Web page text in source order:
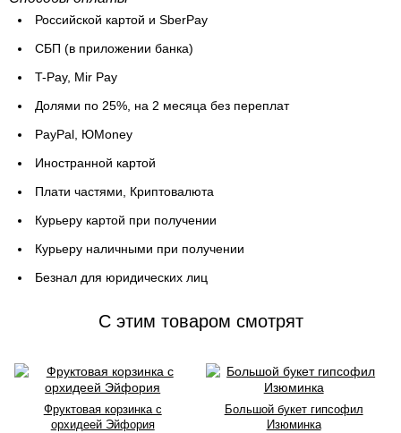
Российской картой и SberPay
СБП (в приложении банка)
T-Pay, Mir Pay
Долями по 25%, на 2 месяца без переплат
PayPal, ЮMoney
Иностранной картой
Плати частями, Криптовалюта
Курьеру картой при получении
Курьеру наличными при получении
Безнал для юридических лиц
C этим товаром смотрят
Фруктовая корзинка с
орхидеей Эйфория
Большой букет гипсофил
Изюминка